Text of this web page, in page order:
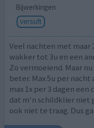
Bijwerkingen
versuft
Veel nachten met maar
wakker tot 3u en een
Zo vermoeiend. Maar
beter. Max 5u per nacht
max 1x per 3 dagen
dat m'n schildklier niet
ook niet te traag. Dus